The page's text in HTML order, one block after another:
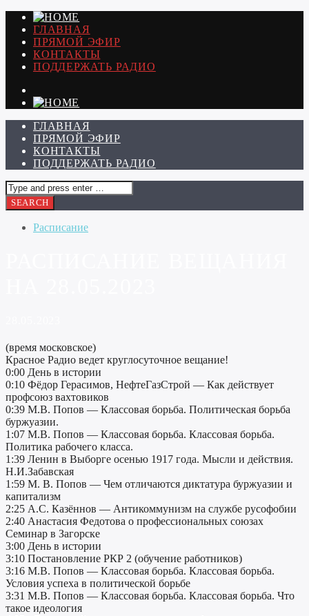
ГЛАВНАЯ
ПРЯМОЙ ЭФИР
КОНТАКТЫ
ПОДДЕРЖАТЬ РАДИО
ГЛАВНАЯ
ПРЯМОЙ ЭФИР
КОНТАКТЫ
ПОДДЕРЖАТЬ РАДИО
Расписание
(время московское)
Красное Радио ведет круглосуточное вещание!
0:00 День в истории
0:10 Фёдор Герасимов, НефтеГазСтрой — Как действует
профсоюз вахтовиков
0:39 М.В. Попов — Классовая борьба. Политическая борьба
буржуазии.
1:07 М.В. Попов — Классовая борьба. Классовая борьба.
Политика рабочего класса.
1:39 Ленин в Выборге осенью 1917 года. Мысли и действия.
Н.И.Забавская
1:59 М. В. Попов — Чем отличаются диктатура буржуазии и
капитализм
2:25 А.С. Казённов — Антикоммунизм на службе русофобии
2:40 Анастасия Федотова о профессиональных союзах
Семинар в Загорске
3:00 День в истории
3:10 Постановление РКР 2 (обучение работников)
3:16 М.В. Попов — Классовая борьба. Классовая борьба.
Условия успеха в политической борьбе
3:31 М.В. Попов — Классовая борьба. Классовая борьба. Что
такое идеология